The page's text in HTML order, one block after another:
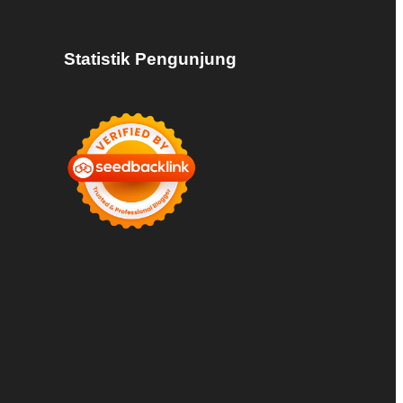
Statistik Pengunjung